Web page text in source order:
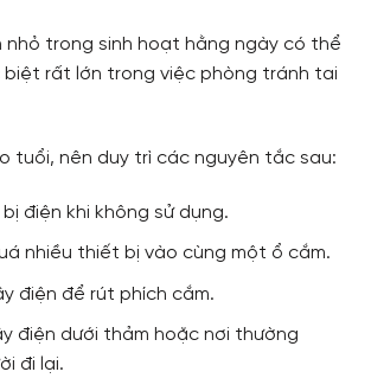
nhỏ trong sinh hoạt hằng ngày có thể
biệt rất lớn trong việc phòng tránh tai
tuổi, nên duy trì các nguyên tắc sau:
điện khi không sử dụng.
nhiều thiết bị vào cùng một ổ cắm.
điện để rút phích cắm.
điện dưới thảm hoặc nơi thường
đi lại.